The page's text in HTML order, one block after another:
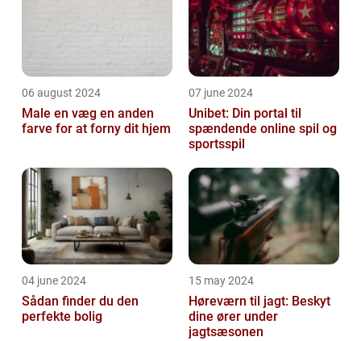
06 august 2024
Male en væg en anden
farve for at forny dit hjem
07 june 2024
Unibet: Din portal til
spændende online spil og
sportsspil
04 june 2024
Sådan finder du den
perfekte bolig
15 may 2024
Høreværn til jagt: Beskyt
dine ører under
jagtsæsonen